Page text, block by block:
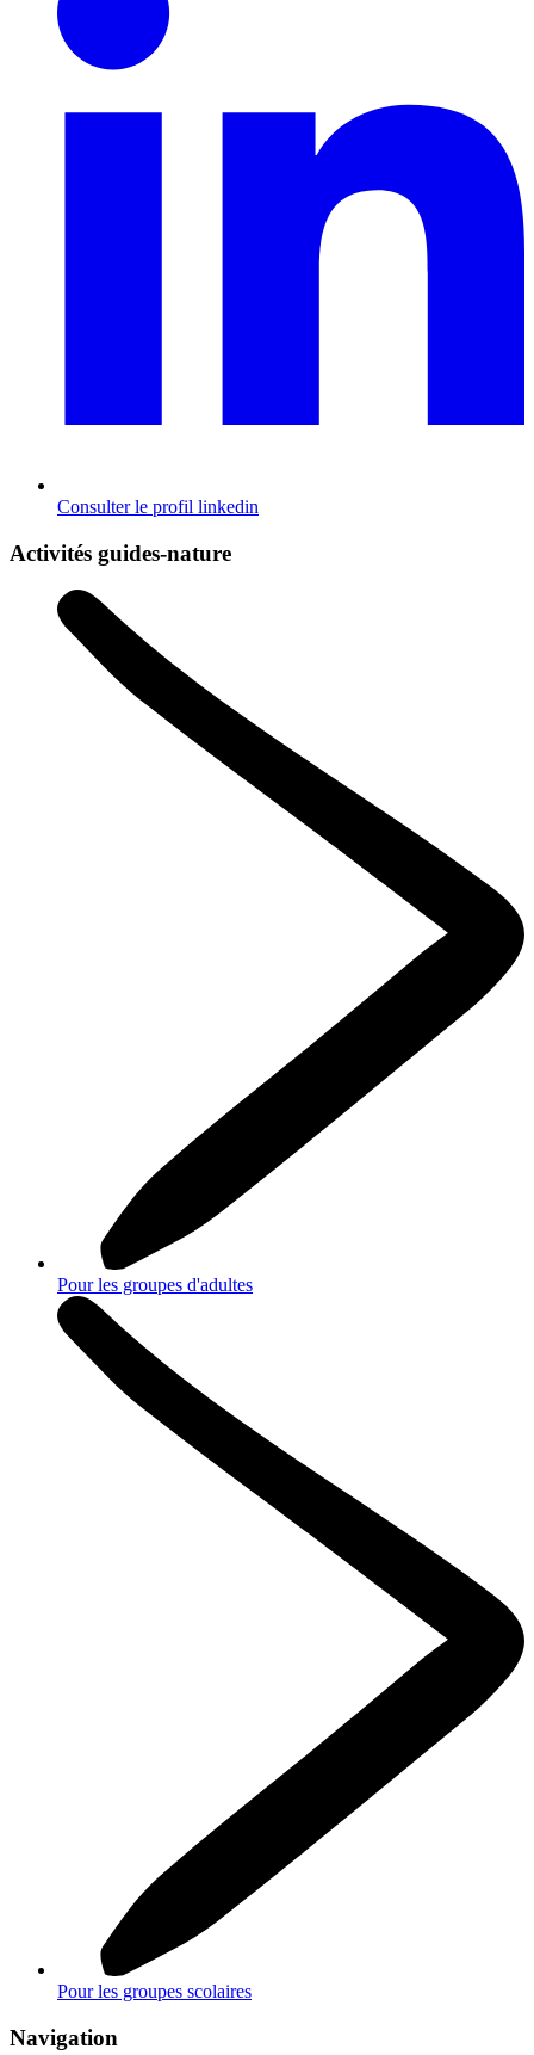
Consulter le profil linkedin
Activités guides-nature
Pour les groupes d'adultes
Pour les groupes scolaires
Navigation